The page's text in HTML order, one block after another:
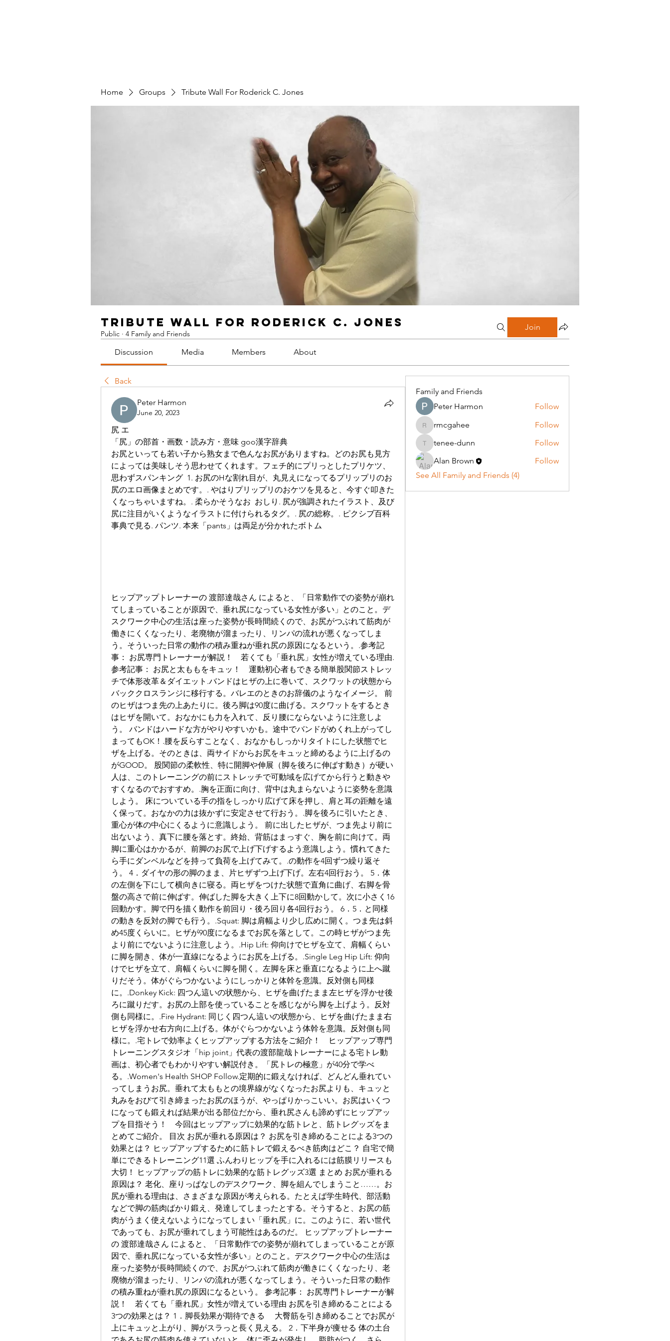
Home Groups Tribute Wall For Roderick C. Jones
Tribute Wall For Roderick C. Jones
Public · 4 Family and Friends
Join
Discussion Media Members About
Back
Peter Harmon
June 20, 2023
尻 エ
「尻」の部首・画数・読み方・意味 goo漢字辞典
お尻といっても若い子から熟女まで色んなお尻がありますね。どのお尻も見方
によっては美味しそう思わせてくれます。フェチ的にプリっとしたプリケツ、
思わずスパンキング  1. お尻のHな割れ目が、丸見えになってるプリップリのお
尻のエロ画像まとめです。. やはりプリップリのおケツを見ると、今すぐ叩きた
くなっちゃいますね。. 柔らかそうなお  おしり. 尻が強調されたイラスト、及び
尻に注目がいくようなイラストに付けられるタグ。. 尻の総称。. ピクシブ百科
事典で見る. パンツ. 本来「pants」は両足が分かれたボトム
ヒップアップトレーナーの 渡部達哉さん によると、「日常動作での姿勢が崩れ
てしまっていることが原因で、垂れ尻になっている女性が多い」とのこと。デ
スクワーク中心の生活は座った姿勢が長時間続くので、お尻がつぶれて筋肉が
働きにくくなったり、老廃物が溜まったり、リンパの流れが悪くなってしま
う。そういった日常の動作の積み重ねが垂れ尻の原因になるという。.参考記
事： お尻専門トレーナーが解説！　若くても「垂れ尻」女性が増えている理由.
参考記事： お尻と太ももをキュッ！　運動初心者もできる簡単股関節ストレッ
チで体形改革＆ダイエット.バンドはヒザの上に巻いて、スクワットの状態から
バッククロスランジに移行する。バレエのときのお辞儀のようなイメージ。 前
のヒザはつま先の上あたりに。後ろ脚は90度に曲げる。スクワットをするとき
はヒザを開いて。おなかにも力を入れて、反り腰にならないように注意しよ
う。 バンドはハードな方がやりやすいかも。途中でバンドがめくれ上がってし
まってもOK！.腰を反らすことなく、おなかもしっかりタイトにした状態でヒ
ザを上げる。そのときは、両サイドからお尻をキュッと締めるように上げるの
がGOOD。 股関節の柔軟性、特に開脚や伸展（脚を後ろに伸ばす動き）が硬い
人は、このトレーニングの前にストレッチで可動域を広げてから行うと動きや
すくなるのでおすすめ。.胸を正面に向け、背中は丸まらないように姿勢を意識
しよう。 床についている手の指をしっかり広げて床を押し、肩と耳の距離を遠
く保って。おなかの力は抜かずに安定させて行おう。.脚を後ろに引いたとき、
重心が体の中心にくるように意識しよう。 前に出したヒザが、つま先より前に
出ないよう、真下に腰を落とす。終始、背筋はまっすぐ、胸を前に向けて。両
脚に重心はかかるが、前脚のお尻で上げ下げするよう意識しよう。慣れてきた
ら手にダンベルなどを持って負荷を上げてみて。.の動作を4回ずつ繰り返そ
う。 4．ダイヤの形の脚のまま、片ヒザずつ上げ下げ。左右4回行おう。 5．体
の左側を下にして横向きに寝る。両ヒザをつけた状態で直角に曲げ、右脚を骨
盤の高さで前に伸ばす。伸ばした脚を大きく上下に8回動かして。次に小さく16
回動かす。脚で円を描く動作を前回り・後ろ回り各4回行おう。 6．5．と同様
の動きを反対の脚でも行う。.Squat: 脚は肩幅より少し広めに開く。つま先は斜
め45度くらいに。ヒザが90度になるまでお尻を落として。この時ヒザがつま先
より前にでないように注意しよう。.Hip Lift: 仰向けでヒザを立て、肩幅くらい
に脚を開き、体が一直線になるようにお尻を上げる。.Single Leg Hip Lift: 仰向
けでヒザを立て、肩幅くらいに脚を開く。左脚を床と垂直になるように上へ蹴
りだそう。体がぐらつかないようにしっかりと体幹を意識。反対側も同様
に。.Donkey Kick: 四つん這いの状態から、ヒザを曲げたまま左ヒザを浮かせ後
ろに蹴りだす。お尻の上部を使っていることを感じながら脚を上げよう。反対
側も同様に。.Fire Hydrant: 同じく四つん這いの状態から、ヒザを曲げたまま右
ヒザを浮かせ右方向に上げる。体がぐらつかないよう体幹を意識。反対側も同
様に。.宅トレで効率よくヒップアップする方法をご紹介！　ヒップアップ専門
トレーニングスタジオ「hip joint」代表の渡部龍哉トレーナーによる宅トレ動
画は、初心者でもわかりやすい解説付き。「尻トレの極意」が40分で学べ
る。.Women's Health SHOP Follow.定期的に鍛えなければ、どんどん垂れてい
ってしまうお尻。垂れて太ももとの境界線がなくなったお尻よりも、キュッと
丸みをおびて引き締まったお尻のほうが、やっぱりかっこいい。お尻はいくつ
になっても鍛えれば結果が出る部位だから、垂れ尻さんも諦めずにヒップアッ
プを目指そう！　今回はヒップアップに効果的な筋トレと、筋トレグッズをま
とめてご紹介。 目次 お尻が垂れる原因は？ お尻を引き締めることによる3つの
効果とは？ ヒップアップするために筋トレで鍛えるべき筋肉はどこ？ 自宅で簡
単にできるトレーニング11選 ふんわりヒップを手に入れるには筋膜リリースも
大切！ ヒップアップの筋トレに効果的な筋トレグッズ3選 まとめ お尻が垂れる
原因は？ 老化、座りっぱなしのデスクワーク、脚を組んでしまうこと……。お
尻が垂れる理由は、さまざまな原因が考えられる。たとえば学生時代、部活動
などで脚の筋肉ばかり鍛え、発達してしまったとする。そうすると、お尻の筋
肉がうまく使えないようになってしまい「垂れ尻」に。このように、若い世代
であっても、お尻が垂れてしまう可能性はあるのだ。 ヒップアップトレーナー
の 渡部達哉さん によると、「日常動作での姿勢が崩れてしまっていることが原
因で、垂れ尻になっている女性が多い」とのこと。デスクワーク中心の生活は
座った姿勢が長時間続くので、お尻がつぶれて筋肉が働きにくくなったり、老
廃物が溜まったり、リンパの流れが悪くなってしまう。そういった日常の動作
の積み重ねが垂れ尻の原因になるという。 参考記事： お尻専門トレーナーが解
説！　若くても「垂れ尻」女性が増えている理由 お尻を引き締めることによる
3つの効果とは？ 1．脚長効果が期待できる　 大臀筋を引き締めることでお尻が
上にキュッと上がり、脚がスラっと長く見える。 2．下半身が痩せる 体の土台
Family and Friends
Peter Harmon
Follow
rmcgahee
rmcgahee Follow
tenee-dunn
tenee-dunn
Follow
Alan Brown
Follow
See All Family and Friends (4)